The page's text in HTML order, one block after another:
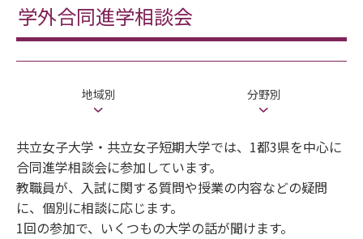
学外合同進学相談会
地域別 分野別
共立女子大学・共立女子短期大学では、1都3県を中心に
合同進学相談会に参加しています。
教職員が、入試に関する質問や授業の内容などの疑問
に、個別に相談に応じます。
1回の参加で、いくつもの大学の話が聞けます。